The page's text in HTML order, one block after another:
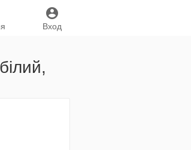
Вход